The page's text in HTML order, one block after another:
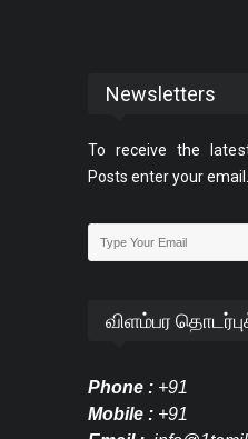
Newsletters
To receive the
Posts enter your email.
விளம்பர
Phone : +91
Mobile : +91